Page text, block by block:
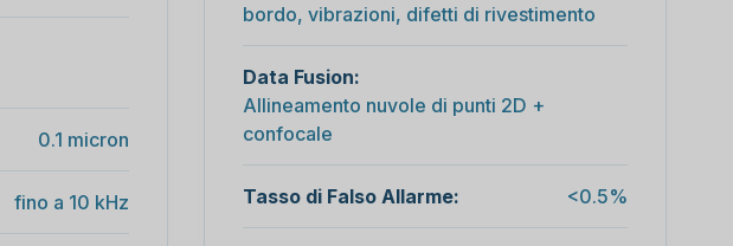
0.1 micron
fino a 10 kHz
bordo, vibrazioni, difetti di rivestimento
Data Fusion:
Allineamento nuvole di punti 2D +
confocale
Tasso di Falso Allarme: <0.5%